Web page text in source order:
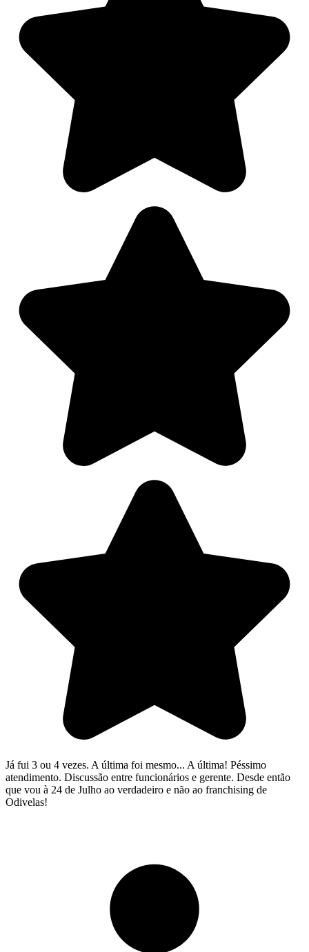
Já fui 3 ou 4 vezes. A última foi mesmo... A última! Péssimo
atendimento. Discussão entre funcionários e gerente. Desde então
que vou à 24 de Julho ao verdadeiro e não ao franchising de
Odivelas!